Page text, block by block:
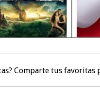
Comparte tus favoritas